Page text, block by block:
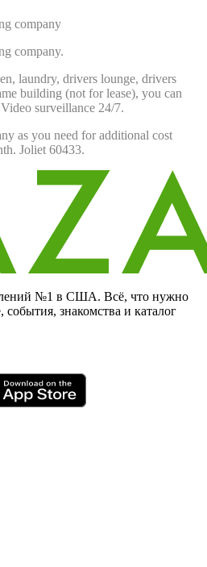
company
company.
laundry, drivers lounge, drivers
building (not for lease), you can
surveillance 24/7.
as you need for additional cost
Joliet 60433.
№1 в США. Всё, что нужно
знакомства и каталог